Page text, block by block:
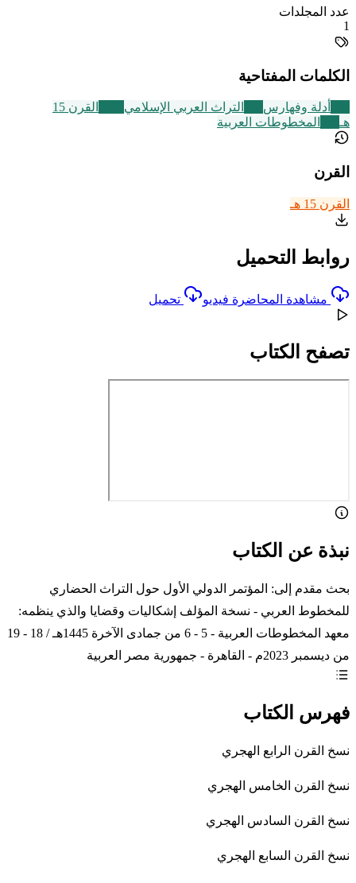
عدد المجلدات
1
الكلمات المفتاحية
أدلة وفهارس التراث العربي الإسلامي
القرن 15
هـ
المخطوطات العربية
القرن
القرن 15 هـ
روابط التحميل
مشاهدة المحاضرة فيديو تحميل
تصفح الكتاب
نبذة عن الكتاب
بحث مقدم إلى: المؤتمر الدولي الأول حول التراث الحضاري
للمخطوط العربي - نسخة المؤلف إشكاليات وقضايا والذي ينظمه:
معهد المخطوطات العربية - 5 - 6 من جمادى الآخرة 1445هـ / 18 - 19
من ديسمبر 2023م - القاهرة - جمهورية مصر العربية
فهرس الكتاب
نسخ القرن الرابع الهجري
نسخ القرن الخامس الهجري
نسخ القرن السادس الهجري
نسخ القرن السابع الهجري